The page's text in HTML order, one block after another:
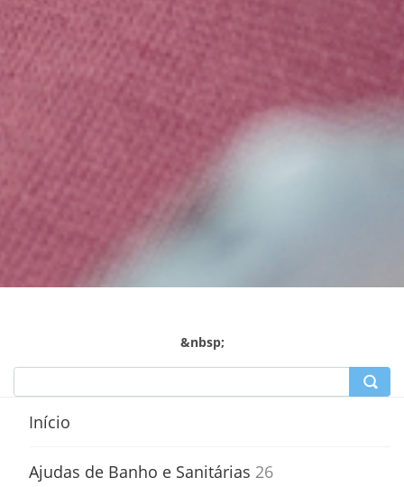
&nbsp;
Início
Ajudas de Banho e Sanitárias 26